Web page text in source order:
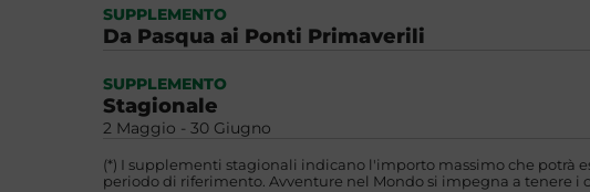
SUPPLEMENTO
Da Pasqua ai Ponti Primaverili
SUPPLEMENTO
Stagionale
2 Maggio - 30 Giugno
(*) I supplementi stagionali indicano l'importo massimo che potrà
periodo di riferimento. Avventure nel Mondo si impegna a tenere i